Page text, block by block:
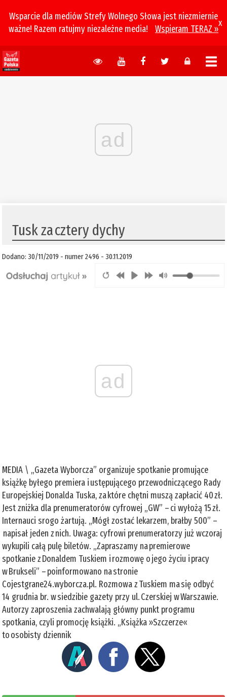
Wsparcie dla mediów Strefy Wolnego Słowa jest niezmiernie
ważne! Razem ratujmy niezależne media!
Wspieram TERAZ »
x
ad
​Tusk za cztery dychy
Dodano: 30/11/2019 - numer 2496 - 30.11.2019
ad
MEDIA \ „Gazeta Wyborcza” organizuje spotkanie promujące
książkę byłego premiera i ustępującego przewodniczącego Rady
Europejskiej Donalda Tuska, za które chętni muszą zapłacić 40 zł.
Jest zniżka dla prenumeratorów cyfrowej „GW” – ci wyłożą 15 zł.
Internauci srogo żartują. „Mógł zostać lekarzem, brałby 500” –
napisał jeden z nich. Uwaga: cyfrowi prenumeratorzy już wczoraj
wykupili całą pulę biletów. „Zapraszamy na premierowe
spotkanie z Donaldem Tuskiem i rozmowę o jego życiu i pracy
w Brukseli” – poinformowano na stronie
Cojestgrane24.wyborcza.pl. Rozmowa z Tuskiem ma się odbyć
14 grudnia br. w siedzibie gazety przy ul. Czerskiej w Warszawie.
Autorzy zaproszenia zachwalają główny punkt programu
spotkania, czyli promocję książki. „Książka »Szczerze«
to osobisty dziennik